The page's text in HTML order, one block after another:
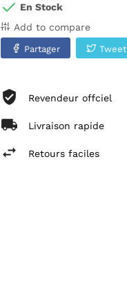
En Stock
Add to compare
Partager Tweet
Revendeur offciel
Livraison rapide
Retours faciles